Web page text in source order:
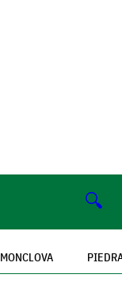
🔍
MONCLOVA